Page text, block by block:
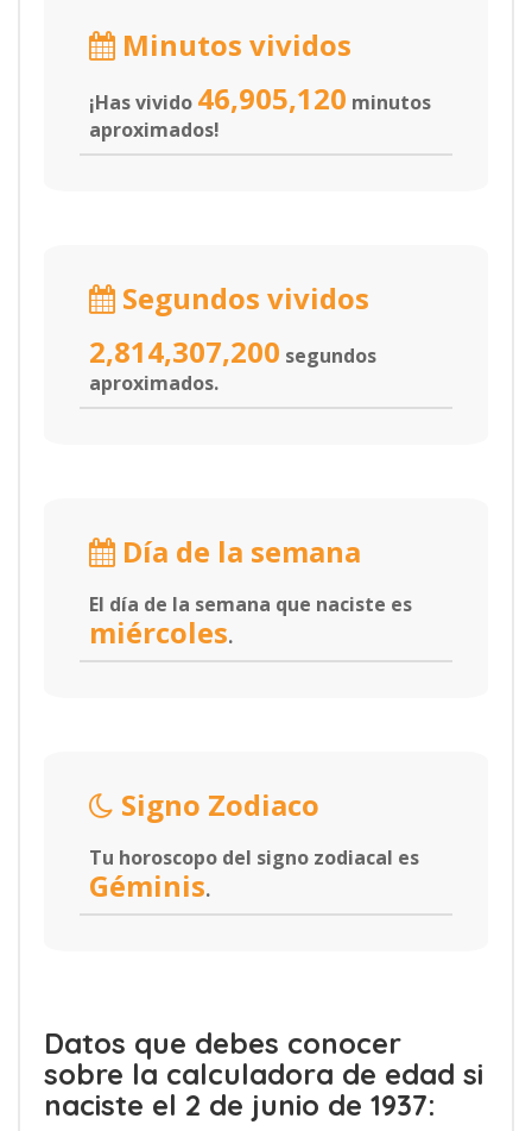
Minutos vividos
¡Has vivido 46,905,120 minutos
aproximados!
Segundos vividos
2,814,307,200 segundos
aproximados.
Día de la semana
El día de la semana que naciste es
miércoles.
Signo Zodiaco
Tu horoscopo del signo zodiacal es
Géminis.
Datos que debes conocer
sobre la calculadora de edad si
naciste el 2 de junio de 1937: